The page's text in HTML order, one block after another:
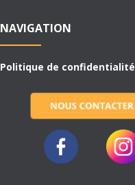
NAVIGATION
Politique de confidentialité